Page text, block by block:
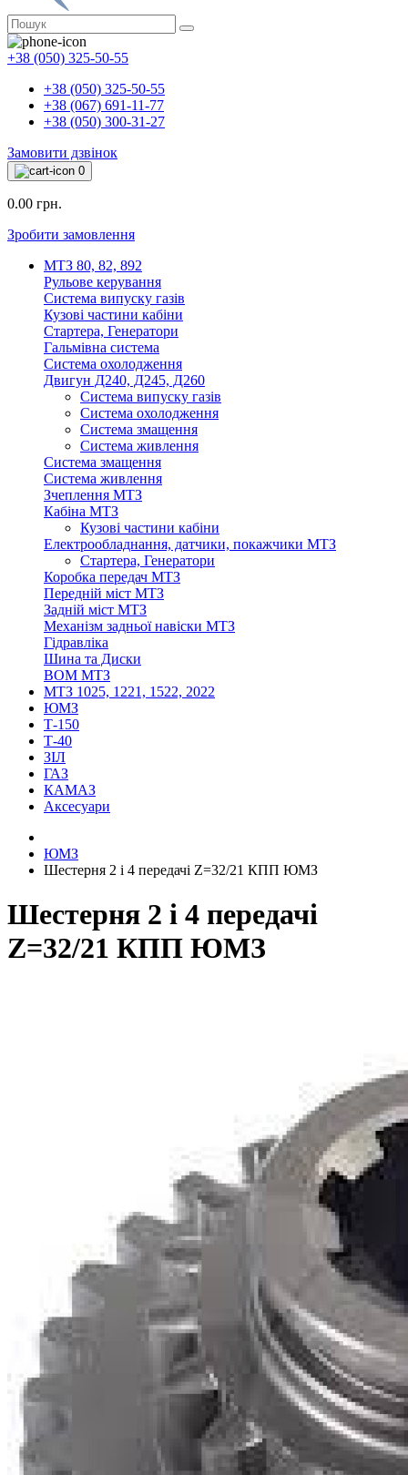
+38 (050) 325-50-55
+38 (050) 325-50-55
+38 (067) 691-11-77
+38 (050) 300-31-27
Замовити дзвінок
0
0.00 грн.
Зробити замовлення
МТЗ 80, 82, 892
Рульове керування
Система випуску газів
Кузові частини кабіни
Стартера, Генератори
Гальмівна система
Система охолодження
Двигун Д240, Д245, Д260
Система випуску газів
Система охолодження
Система змащення
Система живлення
Система змащення
Система живлення
Зчеплення МТЗ
Кабіна МТЗ
Кузові частини кабіни
Електрообладнання, датчики, покажчики МТЗ
Стартера, Генератори
Коробка передач МТЗ
Передній міст МТЗ
Задній міст МТЗ
Механізм задньої навіски МТЗ
Гідравліка
Шина та Диски
ВОМ МТЗ
МТЗ 1025, 1221, 1522, 2022
ЮМЗ
Т-150
Т-40
ЗІЛ
ГАЗ
КАМАЗ
Аксесуари
ЮМЗ
Шестерня 2 і 4 передачі Z=32/21 КПП ЮМЗ
Шестерня 2 і 4 передачі
Z=32/21 КПП ЮМЗ